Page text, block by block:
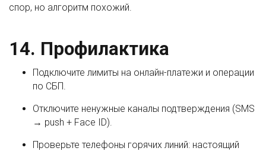
спор, но алгоритм похожий.
14. Профилактика
Подключите лимиты на онлайн-платежи и операции
по СБП.
Отключите ненужные каналы подтверждения (SMS
→ push + Face ID).
Проверьте телефоны горячих линий: настоящий